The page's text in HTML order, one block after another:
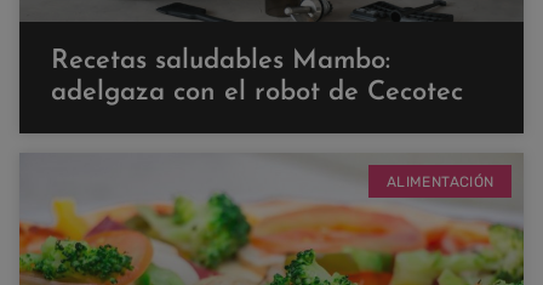
Recetas saludables Mambo:
adelgaza con el robot de Cecotec
ALIMENTACIÓN